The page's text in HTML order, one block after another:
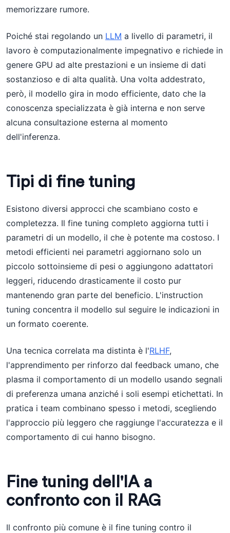
memorizzare rumore.
Poiché stai regolando un LLM a livello di parametri, il
lavoro è computazionalmente impegnativo e richiede in
genere GPU ad alte prestazioni e un insieme di dati
sostanzioso e di alta qualità. Una volta addestrato,
però, il modello gira in modo efficiente, dato che la
conoscenza specializzata è già interna e non serve
alcuna consultazione esterna al momento
dell'inferenza.
Tipi di fine tuning
Esistono diversi approcci che scambiano costo e
completezza. Il fine tuning completo aggiorna tutti i
parametri di un modello, il che è potente ma costoso. I
metodi efficienti nei parametri aggiornano solo un
piccolo sottoinsieme di pesi o aggiungono adattatori
leggeri, riducendo drasticamente il costo pur
mantenendo gran parte del beneficio. L'instruction
tuning concentra il modello sul seguire le indicazioni in
un formato coerente.
Una tecnica correlata ma distinta è l'RLHF,
l'apprendimento per rinforzo dal feedback umano, che
plasma il comportamento di un modello usando segnali
di preferenza umana anziché i soli esempi etichettati. In
pratica i team combinano spesso i metodi, scegliendo
l'approccio più leggero che raggiunge l'accuratezza e il
comportamento di cui hanno bisogno.
Fine tuning dell'IA a
confronto con il RAG
Il confronto più comune è il fine tuning contro il